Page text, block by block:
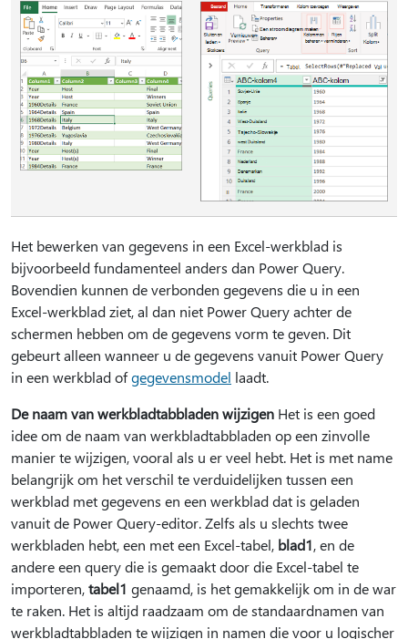
Het bewerken van gegevens in een Excel-werkblad is
bijvoorbeeld fundamenteel anders dan Power Query.
Bovendien kunnen de verbonden gegevens die u in een
Excel-werkblad ziet, al dan niet Power Query achter de
schermen hebben om de gegevens vorm te geven. Dit
gebeurt alleen wanneer u de gegevens vanuit Power Query
in een werkblad ofgegevensmodel laadt.
De naam van werkbladtabbladen wijzigen Het is een goed
idee om de naam van werkbladtabbladen op een zinvolle
manier te wijzigen, vooral als u er veel hebt. Het is met name
belangrijk om het verschil te verduidelijken tussen een
werkblad met gegevens en een werkblad dat is geladen
vanuit de Power Query-editor. Zelfs als u slechts twee
werkbladen hebt, een met een Excel-tabel, blad1, en de
andere een query die is gemaakt door die Excel-tabel te
importeren,tabel1 genaamd, is het gemakkelijk om in de war
te raken. Het is altijd raadzaam om de standaardnamen van
werkbladtabbladen te wijzigen in namen die voor u logischer